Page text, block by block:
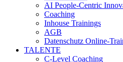
AI People-Centric
Coaching
Inhouse Trainings
AGB
Datenschutz Online-
TALENTE
C-Level Coaching